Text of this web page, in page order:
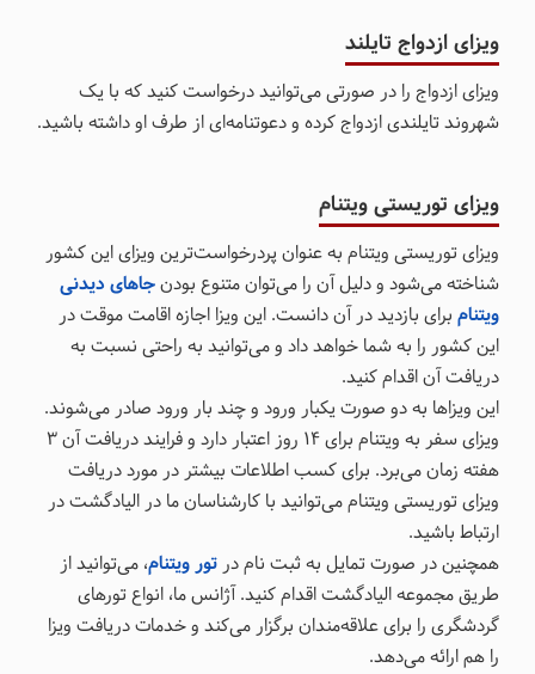
ویزای ازدواج تایلند
ویزای ازدواج را در صورتی می‌توانید درخواست کنید که با یک
شهروند تایلندی ازدواج کرده و دعوتنامه‌ای از طرف او داشته باشید.
ویزای توریستی ویتنام
ویزای توریستی ویتنام به عنوان پردرخواست‌ترین ویزای این کشور
شناخته می‌شود و دلیل آن را می‌توان متنوع بودنجاهای دیدنی
ویتنام برای بازدید در آن دانست. این ویزا اجازه اقامت موقت در
این کشور را به شما خواهد داد و می‌توانید به راحتی نسبت به
دریافت آن اقدام کنید.
این ویزاها به دو صورت یکبار ورود و چند بار ورود صادر می‌شوند.
ویزای سفر به ویتنام برای 14 روز اعتبار دارد و فرایند دریافت آن 3
هفته زمان می‌برد. برای کسب اطلاعات بیشتر در مورد دریافت
ویزای توریستی ویتنام می‌توانید با کارشناسان ما در الیادگشت در
ارتباط باشید.
همچنین در صورت تمایل به ثبت نام درتور ویتنام، می‌توانید از
طریق مجموعه الیادگشت اقدام کنید. آژانس ما، انواع تورهای
گردشگری را برای علاقه‌مندان برگزار می‌کند و خدمات دریافت ویزا
را هم ارائه می‌دهد.